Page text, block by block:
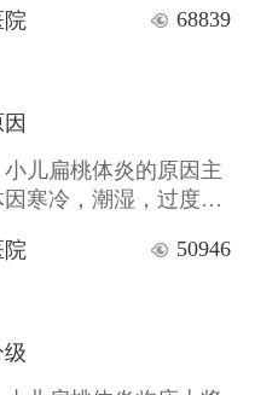
表现。
院 68839
小儿扁桃体炎的原因主
寒冷，潮湿，过度劳
皮防御机能减弱，腺
院 50946
级